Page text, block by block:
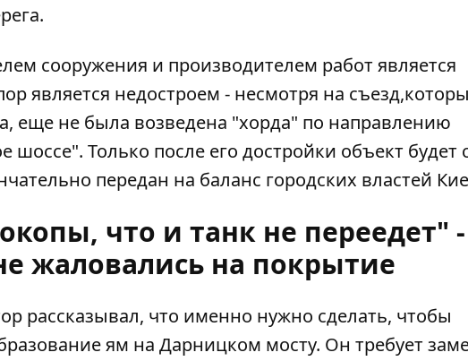
сооружения и производителем работ является
является недостроем - несмотря на
еще не была возведена "хорда" по направлению
шоссе". Только после его достройки объект будет
передан на баланс городских властей
что и танк не переедет"
жаловались на покрытие
рассказывал, что именно нужно сделать, чтобы
ям на Дарницком мосту. Он требует